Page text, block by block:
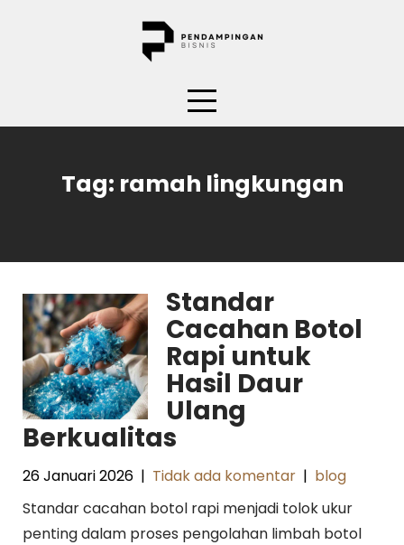
Tag: ramah lingkungan
Standar
Cacahan Botol
Rapi untuk
Hasil Daur
Ulang
Berkualitas
26 Januari 2026 | Tidak ada komentar | blog
Standar cacahan botol rapi menjadi tolok ukur
penting dalam proses pengolahan limbah botol